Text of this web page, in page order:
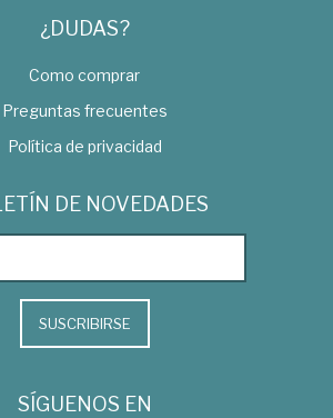
¿DUDAS?
Como comprar
Preguntas frecuentes
Política de privacidad
DE NOVEDADES
SUSCRIBIRSE
SÍGUENOS EN